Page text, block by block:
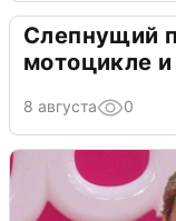
Слепнущий
мотоцикле и
8 августа 0